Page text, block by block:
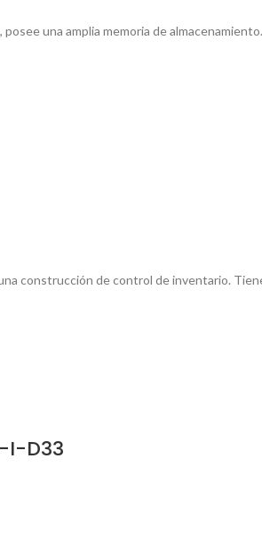
una amplia memoria de almacenamiento.
construcción de control de inventario.
I-D33